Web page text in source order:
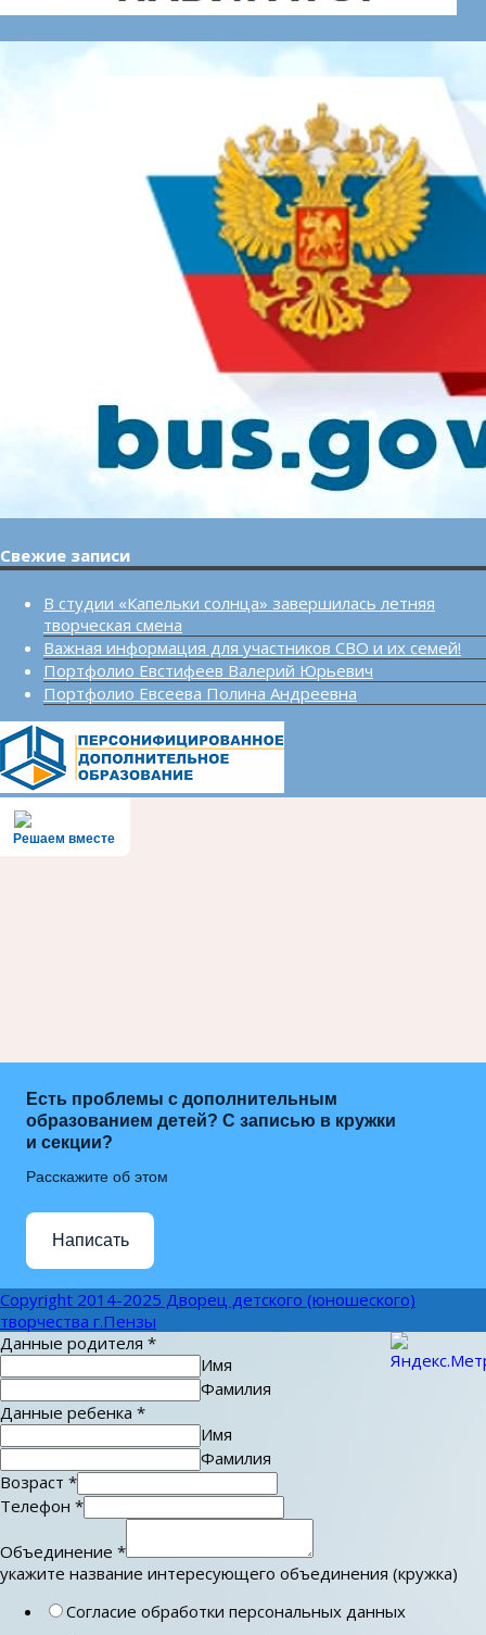
Свежие записи
В студии «Капельки солнца» завершилась летняя
творческая смена
Важная информация для участников СВО и их семей!
Портфолио Евстифеев Валерий Юрьевич
Портфолио Евсеева Полина Андреевна
Решаем вместе
Есть проблемы с дополнительным
образованием детей? С записью в кружки
и секции?
Расскажите об этом
Написать
Copyright 2014-2025 Дворец детского (юношеского)
творчества г.Пензы
Данные родителя *
Имя
Фамилия
Данные ребенка *
Имя
Фамилия
Возраст *
Телефон *
Объединение *
укажите название интересующего объединения (кружка)
Согласие обработки персональных данных